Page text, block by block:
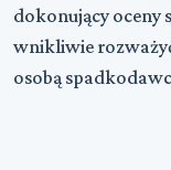
dokonujący oceny
wnikliwie
osobą